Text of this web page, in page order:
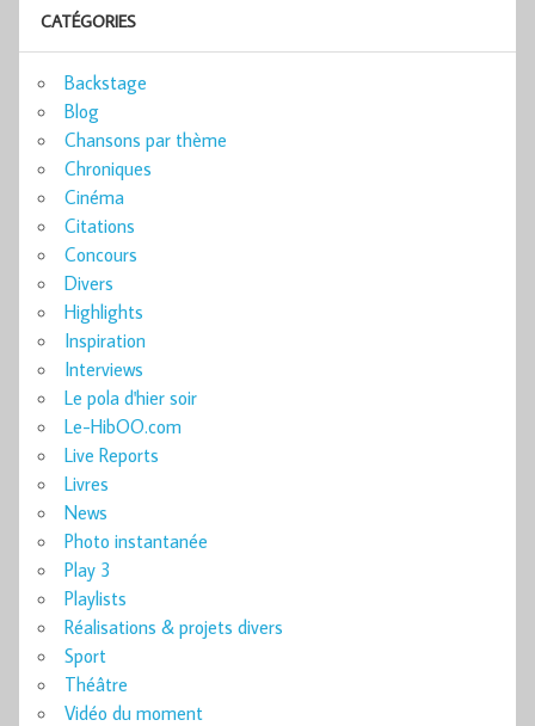
CATÉGORIES
Backstage
Blog
Chansons par thème
Chroniques
Cinéma
Citations
Concours
Divers
Highlights
Inspiration
Interviews
Le pola d'hier soir
Le-HibOO.com
Live Reports
Livres
News
Photo instantanée
Play 3
Playlists
Réalisations & projets divers
Sport
Théâtre
Vidéo du moment